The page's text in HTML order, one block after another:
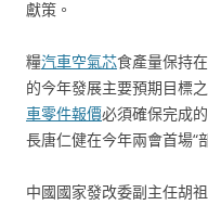
獻策。
糧汽車空氣芯食產量保持
的今年發展主要預期目標
車零件報價必須確保完成
長唐仁健在今年兩會首場“
中國國家發改委副主任胡